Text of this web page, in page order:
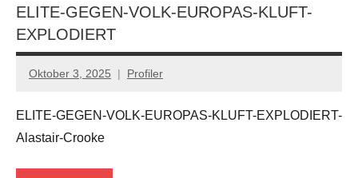
Beiträge
ELITE-GEGEN-VOLK-EUROPAS-KLUFT-
EXPLODIERT
Oktober 3, 2025 Profiler
Keine
ELITE-GEGEN-VOLK-EUROPAS-KLUFT-EXPLODIERT-
Alastair-Crooke